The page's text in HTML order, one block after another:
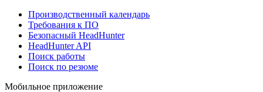
Производственный календарь
Требования к ПО
Безопасный HeadHunter
HeadHunter API
Поиск работы
Поиск по резюме
Мобильное приложение